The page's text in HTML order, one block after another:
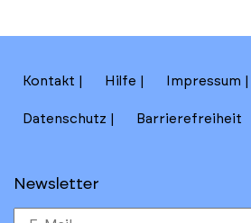
Kontakt Hilfe Impressum
Datenschutz Barrierefreiheit
Newsletter